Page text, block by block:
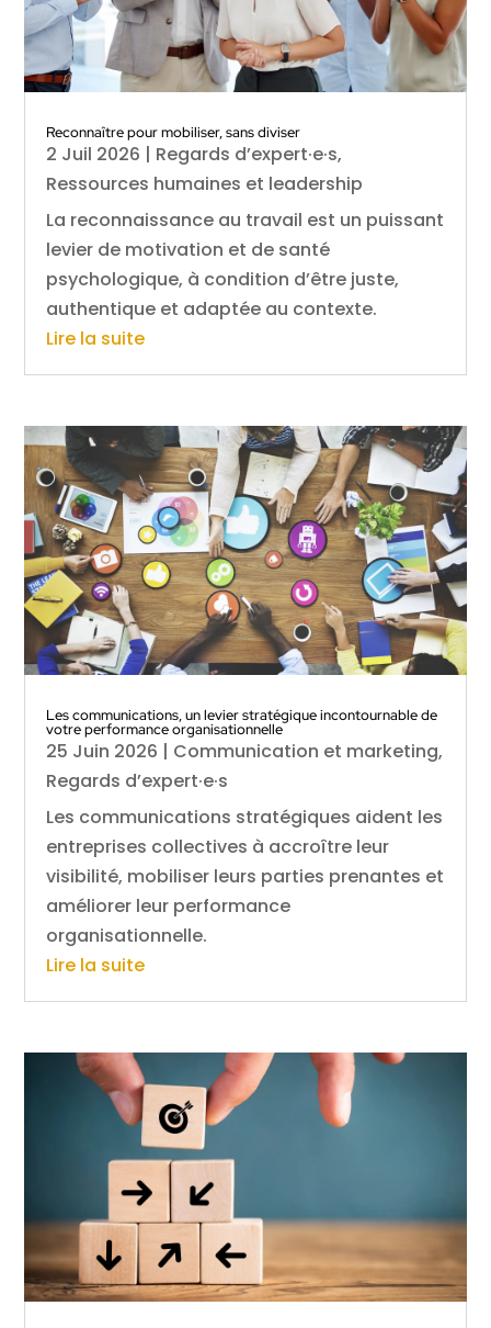
Reconnaître pour mobiliser, sans diviser
2 Juil 2026 | Regards d’expert·e·s,
Ressources humaines et leadership
La reconnaissance au travail est un puissant
levier de motivation et de santé
psychologique, à condition d’être juste,
authentique et adaptée au contexte.
Lire la suite
Les communications, un levier stratégique incontournable de
votre performance organisationnelle
25 Juin 2026 | Communication et marketing,
Regards d’expert·e·s
Les communications stratégiques aident les
entreprises collectives à accroître leur
visibilité, mobiliser leurs parties prenantes et
améliorer leur performance
organisationnelle.
Lire la suite